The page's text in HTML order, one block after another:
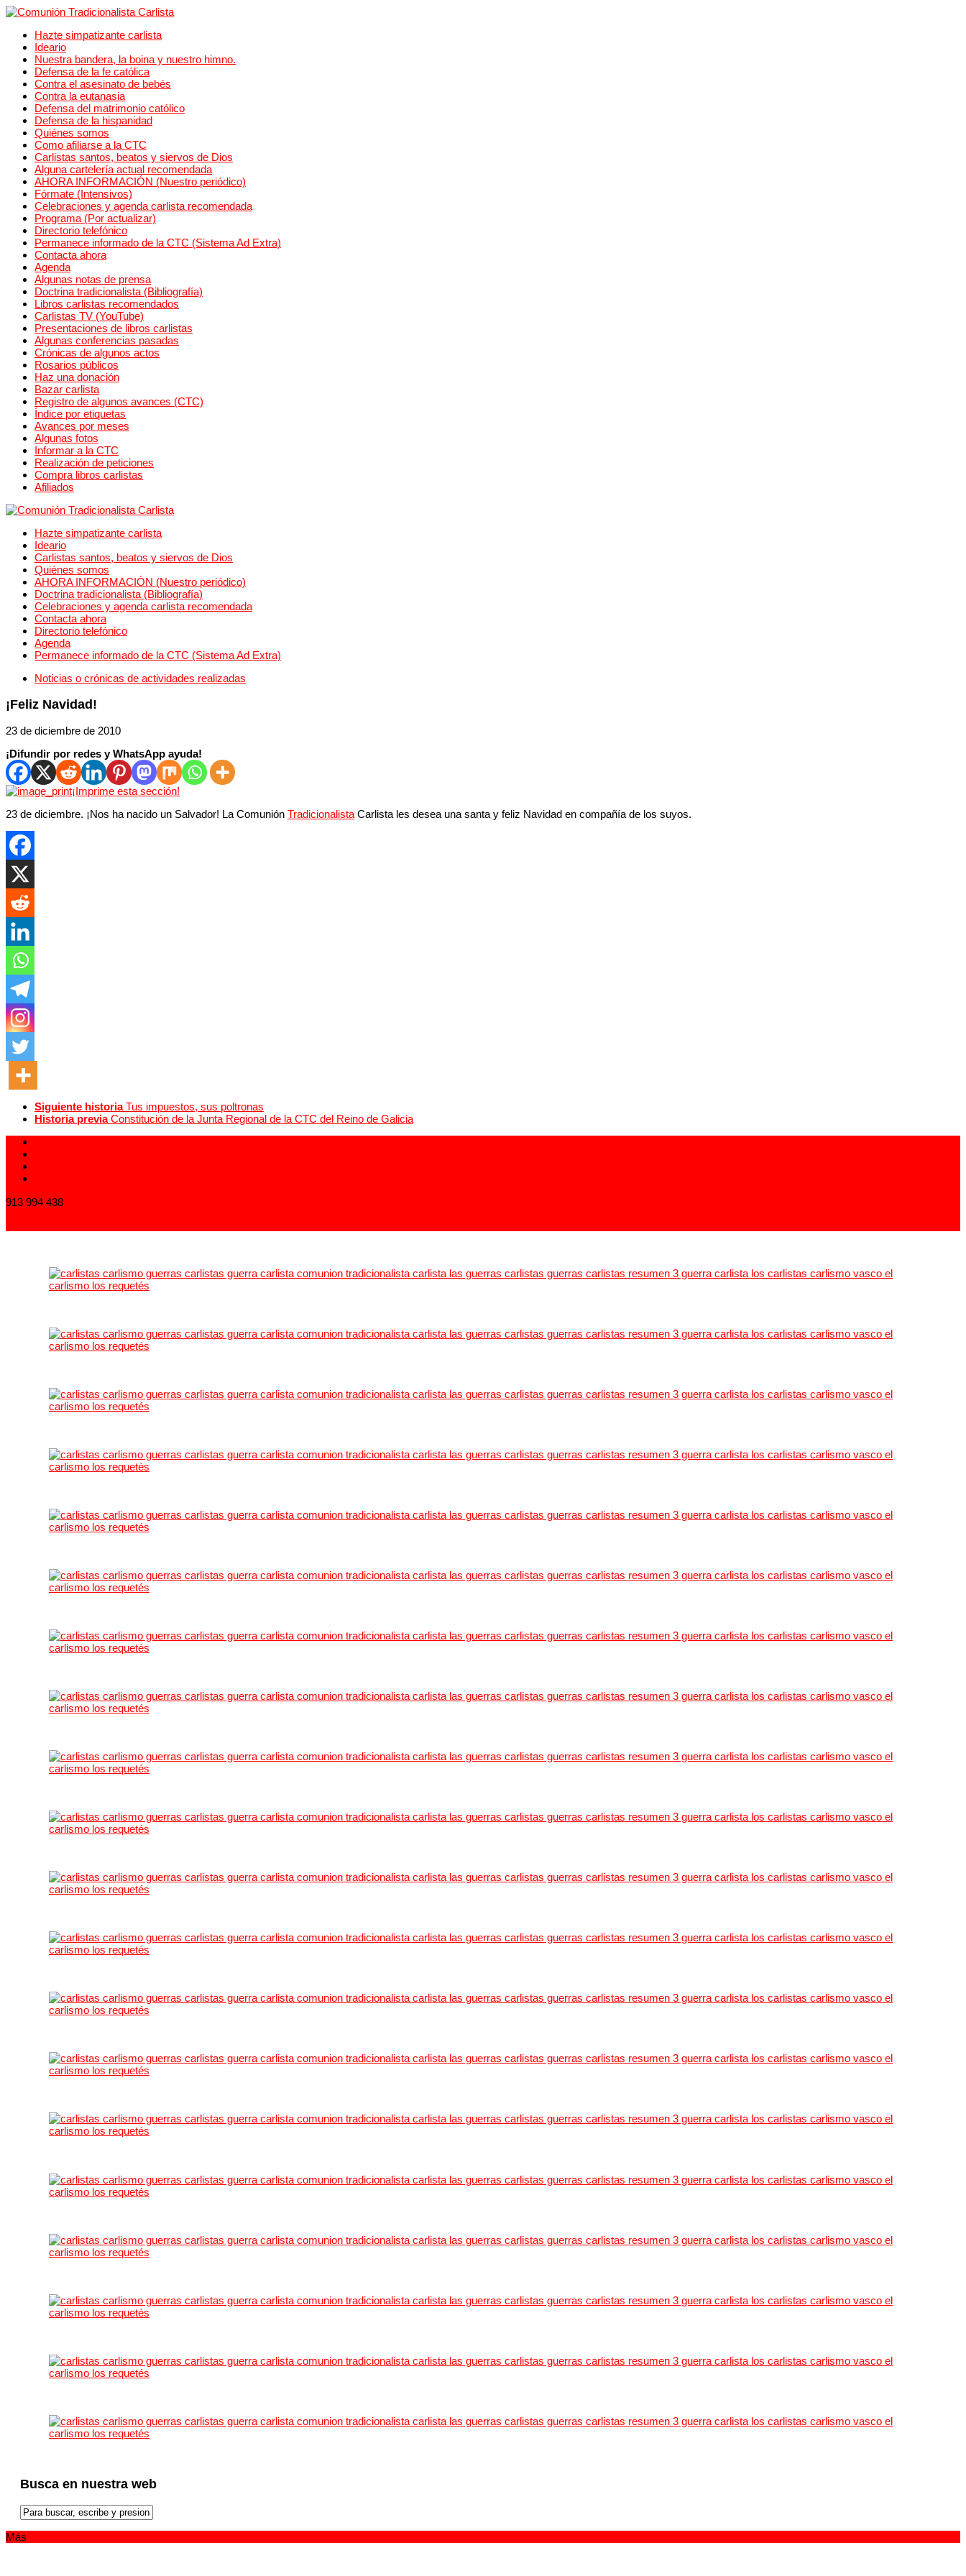
Hazte simpatizante carlista
Ideario
Nuestra bandera, la boina y nuestro himno.
Defensa de la fe católica
Contra el asesinato de bebés
Contra la eutanasia
Defensa del matrimonio católico
Defensa de la hispanidad
Quiénes somos
Como afiliarse a la CTC
Carlistas santos, beatos y siervos de Dios
Alguna cartelería actual recomendada
AHORA INFORMACIÓN (Nuestro periódico)
Fórmate (Intensivos)
Celebraciones y agenda carlista recomendada
Programa (Por actualizar)
Directorio telefónico
Permanece informado de la CTC (Sistema Ad Extra)
Contacta ahora
Agenda
Algunas notas de prensa
Doctrina tradicionalista (Bibliografía)
Libros carlistas recomendados
Carlistas TV (YouTube)
Presentaciones de libros carlistas
Algunas conferencias pasadas
Crónicas de algunos actos
Rosarios públicos
Haz una donación
Bazar carlista
Registro de algunos avances (CTC)
Índice por etiquetas
Avances por meses
Algunas fotos
Informar a la CTC
Realización de peticiones
Compra libros carlistas
Afiliados
Hazte simpatizante carlista
Ideario
Carlistas santos, beatos y siervos de Dios
Quiénes somos
AHORA INFORMACIÓN (Nuestro periódico)
Doctrina tradicionalista (Bibliografía)
Celebraciones y agenda carlista recomendada
Contacta ahora
Directorio telefónico
Agenda
Permanece informado de la CTC (Sistema Ad Extra)
Noticias o crónicas de actividades realizadas
¡Feliz Navidad!
23 de diciembre de 2010
¡Difundir por redes y WhatsApp ayuda!
¡Imprime esta sección!
23 de diciembre. ¡Nos ha nacido un Salvador! La Comunión Tradicionalista Carlista les desea una santa y feliz Navidad en compañía de los suyos.
Siguiente historia Tus impuestos, sus poltronas
Historia previa Constitución de la Junta Regional de la CTC del Reino de Galicia
913 994 438
Busca en nuestra web
Más